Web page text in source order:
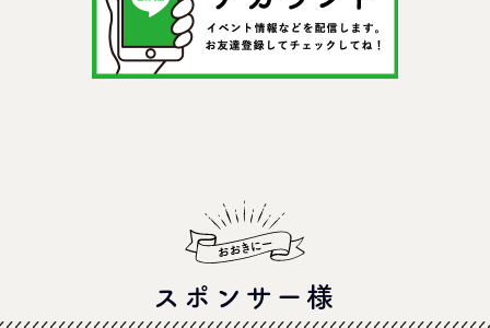
スポンサー様